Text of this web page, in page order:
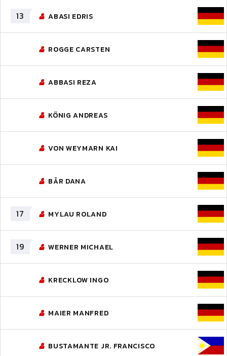
13 ABASI EDRIS
ROGGE CARSTEN
ABBASI REZA
KÖNIG ANDREAS
VON WEYMARN KAI
BÄR DANA
17 MYLAU ROLAND
19 WERNER MICHAEL
KRECKLOW INGO
MAIER MANFRED
BUSTAMANTE JR. FRANCISCO